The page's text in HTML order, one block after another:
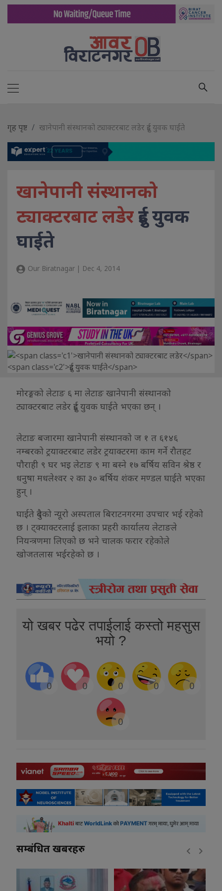
गृह पृष्ट खानेपानी संस्थानको ट्याक्टरबाट लडेर दुई युवक घाईते
खानेपानी संस्थानको
ट्याक्टरबाट लडेरदुई युवक
घाईते
Our Biratnagar | Dec 4, 2014
मोरङ्गको लेटाङ ६ मा लेटाङ खानेपानी संस्थानको
ट्याक्टरबाट लडेर दुई युवक घाईते भएका छन् ।
लेटाङ बजारमा खानेपानी संस्थानको ज १ त ६१४६
नम्बरको ट्रयाक्टरबाट लडेर ट्रयाक्टरमा काम गर्ने रौतहट
पौराही ९ घर भइ लेटाङ ९ मा बस्ने १७ बर्षिय सविन श्रेष्ठ र
धनुषा मधलेश्वर २ का ३० बर्षिय शंकर मण्डल घाईते भएका
हुन् ।
घाईते दुबैको न्यूरो अस्पताल बिराटनगरमा उपचार भई रहेको
छ । ट्क्याक्टरलाई इलाका प्रहरी कार्यालय लेटाङले
नियन्त्रणमा लिएको छ भने चालक फरार रहेकोले
खोजतलास भईरहेको छ ।
यो खबर पढेर तपाईलाई कस्तो महसुस
भयो ?
0 0 0 0 0
0
सम्बंधित खबरहरु